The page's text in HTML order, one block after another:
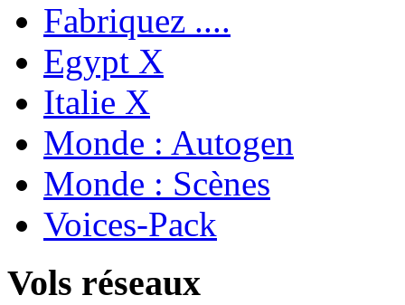
Fabriquez ....
Egypt X
Italie X
Monde : Autogen
Monde : Scènes
Voices-Pack
Vols réseaux